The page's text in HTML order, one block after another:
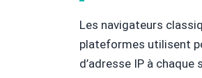
Les navigateurs
plateformes utilisent
d’adresse IP à